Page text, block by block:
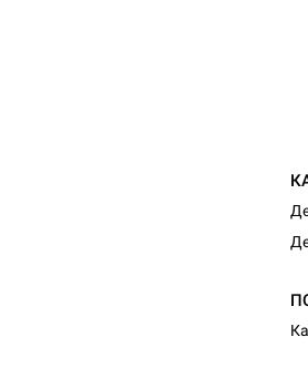
Настольная игра Hobby